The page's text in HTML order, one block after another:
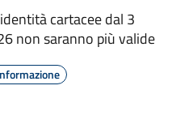
cartacee dal 3
non saranno più valide